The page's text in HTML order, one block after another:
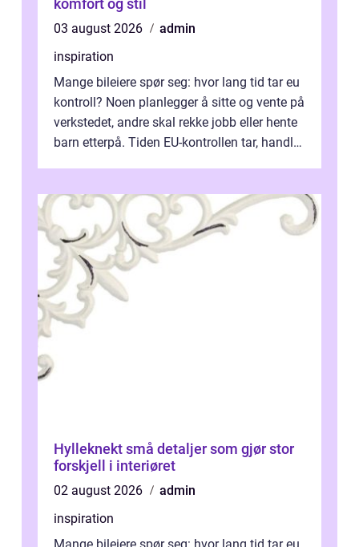
komfort og stil
03 august 2026
admin
inspiration
Mange bileiere spør seg: hvor lang tid tar eu
kontroll? Noen planlegger å sitte og vente på
verkstedet, andre skal rekke jobb eller hente
barn etterpå. Tiden EU-kontrollen tar, handler
Hylleknekt små detaljer som gjør stor
forskjell i interiøret
02 august 2026
admin
inspiration